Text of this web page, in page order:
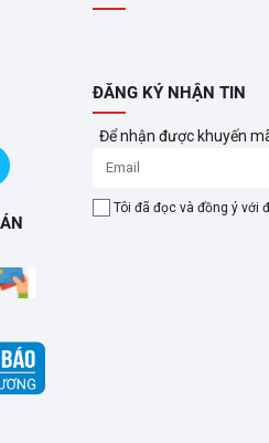
ĐĂNG KÝ NHẬN TIN
Để nhận được khuyến
Tôi đã đọc và đồng ý với